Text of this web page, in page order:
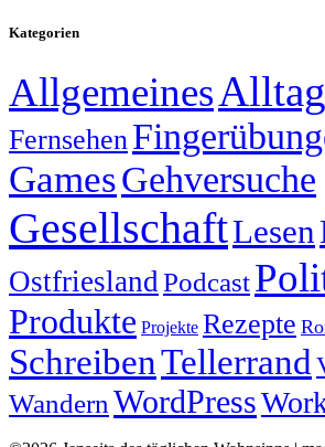
Kategorien
AllgemeinesAlltag
Fernsehen
GamesGehversuche
GesellschaftLesen
OstfrieslandPodcast
Produkte Projekte Rezepte
SchreibenTellerrand
Wandern WordPress